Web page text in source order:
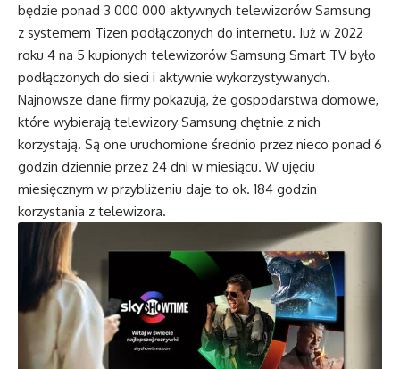
będzie ponad 3 000 000 aktywnych telewizorów Samsung
z systemem Tizen podłączonych do internetu. Już w 2022
roku 4 na 5 kupionych telewizorów Samsung Smart TV było
podłączonych do sieci i aktywnie wykorzystywanych.
Najnowsze dane firmy pokazują, że gospodarstwa domowe,
które wybierają telewizory Samsung chętnie z nich
korzystają. Są one uruchomione średnio przez nieco ponad 6
godzin dziennie przez 24 dni w miesiącu. W ujęciu
miesięcznym w przybliżeniu daje to ok. 184 godzin
korzystania z telewizora.